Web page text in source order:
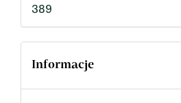
389
Informacje